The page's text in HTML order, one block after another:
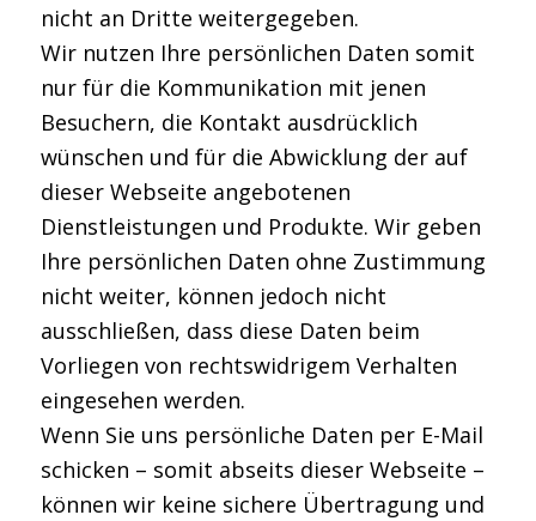
nicht an Dritte weitergegeben.
Wir nutzen Ihre persönlichen Daten somit
nur für die Kommunikation mit jenen
Besuchern, die Kontakt ausdrücklich
wünschen und für die Abwicklung der auf
dieser Webseite angebotenen
Dienstleistungen und Produkte. Wir geben
Ihre persönlichen Daten ohne Zustimmung
nicht weiter, können jedoch nicht
ausschließen, dass diese Daten beim
Vorliegen von rechtswidrigem Verhalten
eingesehen werden.
Wenn Sie uns persönliche Daten per E-Mail
schicken – somit abseits dieser Webseite –
können wir keine sichere Übertragung und